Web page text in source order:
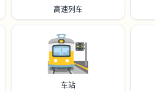
高速列车
🚉
车站